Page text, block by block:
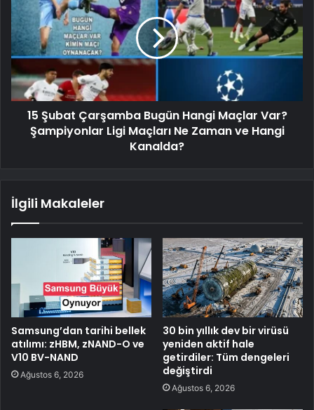
15 Şubat Çarşamba Bugün Hangi Maçlar Var?
Şampiyonlar Ligi Maçları Ne Zaman ve Hangi
Kanalda?
İlgili Makaleler
Samsung’dan tarihi bellek
atılımı: zHBM, zNAND-O ve
V10 BV-NAND
Ağustos 6, 2026
30 bin yıllık dev bir virüsü
yeniden aktif hale
getirdiler: Tüm dengeleri
değiştirdi
Ağustos 6, 2026